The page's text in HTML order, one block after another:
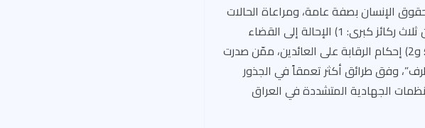
الإنسان بصفة عامة، ومراعاة الحالات
الإنسانية التي تخصّ آلاف النساء وأطفالهنّ على وجه التحديد، يقترحون ثلاث ركائز كبرى: 1) الإحالة إلى القضاء
وتطبيق الأحكام التي تنصّ عليها القوانين المرعية، لكلّ حالة على حدة؛ و2) إحكام الرقابة على العائدين، ممّن صدرت
من التطرف”، وفق طرائق أكثر تعمقاً في الجذور
الجهادية المتشددة في العراق